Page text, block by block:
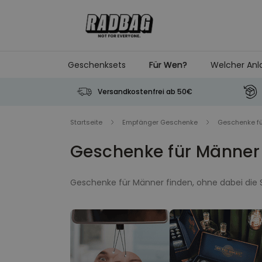
Geschenksets Für Wen? Welcher
Versandkostenfrei ab 50€
Startseite Empfänger Geschenke Geschenke
Geschenke für Männer
Geschenke für Männer finden, ohne dabei